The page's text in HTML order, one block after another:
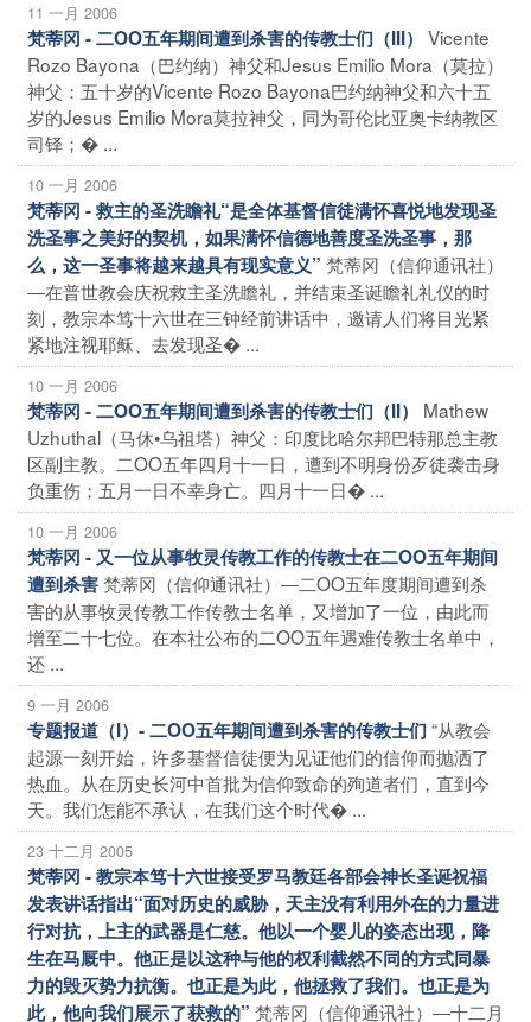
11 一月 2006
梵蒂冈 - 二OO五年期间遭到杀害的传教士们（III） Vicente
Rozo Bayona（巴约纳）神父和Jesus Emilio Mora（莫拉）
神父：五十岁的Vicente Rozo Bayona巴约纳神父和六十五
岁的Jesus Emilio Mora莫拉神父，同为哥伦比亚奥卡纳教区
司铎；� ...
10 一月 2006
梵蒂冈 - 救主的圣洗瞻礼“是全体基督信徒满怀喜悦地发现圣
洗圣事之美好的契机，如果满怀信德地善度圣洗圣事，那
么，这一圣事将越来越具有现实意义” 梵蒂冈（信仰通讯社）
―在普世教会庆祝救主圣洗瞻礼，并结束圣诞瞻礼礼仪的时
刻，教宗本笃十六世在三钟经前讲话中，邀请人们将目光紧
紧地注视耶稣、去发现圣� ...
10 一月 2006
梵蒂冈 - 二OO五年期间遭到杀害的传教士们（II）
Mathew
Uzhuthal（马休•乌祖塔）神父：印度比哈尔邦巴特那总主教
区副主教。二OO五年四月十一日，遭到不明身份歹徒袭击身
负重伤；五月一日不幸身亡。四月十一日� ...
10 一月 2006
梵蒂冈 - 又一位从事牧灵传教工作的传教士在二OO五年期间
遭到杀害梵蒂冈（信仰通讯社）―二OO五年度期间遭到杀
害的从事牧灵传教工作传教士名单，又增加了一位，由此而
增至二十七位。在本社公布的二OO五年遇难传教士名单中，
还 ...
9 一月 2006
专题报道（I）- 二OO五年期间遭到杀害的传教士们 “从教会
起源一刻开始，许多基督信徒便为见证他们的信仰而抛洒了
热血。从在历史长河中首批为信仰致命的殉道者们，直到今
天。我们怎能不承认，在我们这个时代� ...
23 十二月 2005
梵蒂冈 - 教宗本笃十六世接受罗马教廷各部会神长圣诞祝福
发表讲话指出“面对历史的威胁，天主没有利用外在的力量进
行对抗，上主的武器是仁慈。他以一个婴儿的姿态出现，降
生在马厩中。他正是以这种与他的权利截然不同的方式同暴
力的毁灭势力抗衡。也正是为此，他拯救了我们。也正是为
此，他向我们展示了获救的” 梵蒂冈（信仰通讯社）―十二月